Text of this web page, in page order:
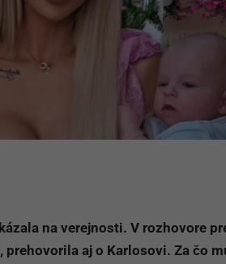
na verejnosti. V rozhovore
prehovorila aj o Karlosovi. Za čo